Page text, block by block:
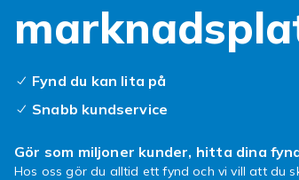
Fynd du kan lita på
Snabb kundservice
Gör som miljoner kunder, hitta dina
Hos oss gör du alltid ett fynd och vi vill att du